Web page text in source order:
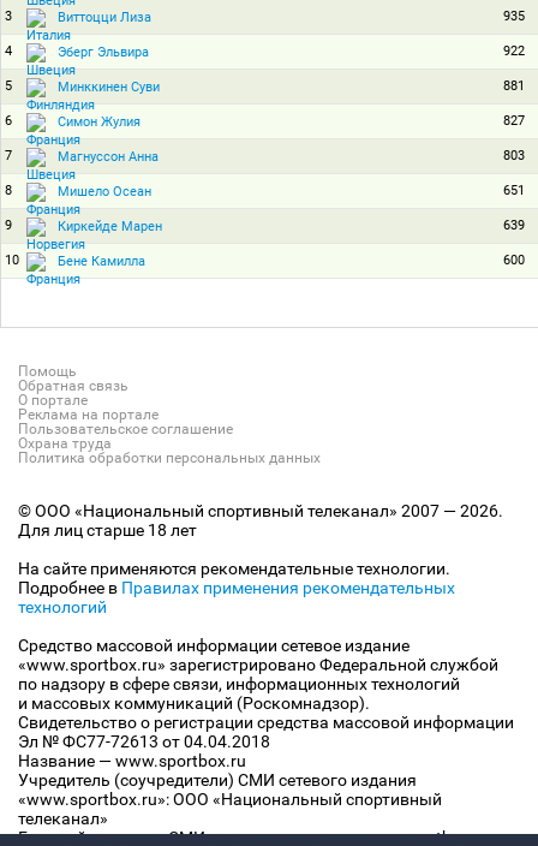
3 Виттоцци Лиза 935
4 Эберг Эльвира 922
5 Минккинен Суви 881
6 Симон Жулия 827
7 Магнуссон Анна 803
8 Мишело Осеан 651
9 Киркейде Марен 639
10 Бене Камилла 600
Помощь
Обратная связь
О портале
Реклама на портале
Пользовательское соглашение
Охрана труда
Политика обработки персональных данных
© ООО «Национальный спортивный телеканал» 2007 — 2026.
Для лиц старше 18 лет
На сайте применяются рекомендательные технологии.
Подробнее в Правилах применения рекомендательных
технологий
Средство массовой информации сетевое издание
«www.sportbox.ru» зарегистрировано Федеральной службой
по надзору в сфере связи, информационных технологий
и массовых коммуникаций (Роскомнадзор).
Свидетельство о регистрации средства массовой информации
Эл № ФС77-72613 от 04.04.2018
Название — www.sportbox.ru
Учредитель (соучредители) СМИ сетевого издания
«www.sportbox.ru»: ООО «Национальный спортивный
телеканал»
Главный редактор СМИ сетевого издания «www.sportbox.ru»: